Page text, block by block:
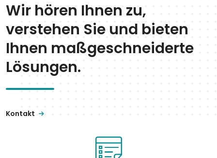
Wir hören Ihnen zu,
verstehen Sie und bieten
Ihnen maßgeschneiderte
Lösungen.
Kontakt